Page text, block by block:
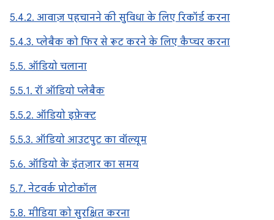
5.4.2. आवाज़ पहचानने की सुविधा के लिए रिकॉर्ड करना
5.4.3. प्लेबैक को फिर से रूट करने के लिए कैप्चर करना
5.5. ऑडियो चलाना
5.5.1. रॉ ऑडियो प्लेबैक
5.5.2. ऑडियो इफ़ेक्ट
5.5.3. ऑडियो आउटपुट का वॉल्यूम
5.6. ऑडियो के इंतज़ार का समय
5.7. नेटवर्क प्रोटोकॉल
5.8. मीडिया को सुरक्षित करना